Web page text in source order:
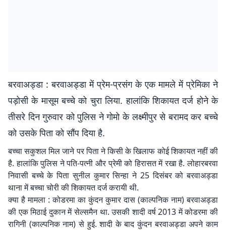
बरवाअड्डा : बरवाअड्डा में प्रेम-प्रसंग के एक मामले में प्रेमिका ने
पड़ोसी के मासूम बच्चे को चुरा लिया. हालांकि शिकायत दर्ज होने के
तीसरे दिन गुरुवार को पुलिस ने गोमो के लक्ष्मीपुर से बरामद कर बच्चे
को उसके पिता को सौंप दिया है.
बच्चा सकुशल मिल जाने पर पिता ने किसी के खिलाफ कोई शिकायत नहीं की
है. हालांकि पुलिस ने पति-पत्नी और प्रेमी को हिरासत में रखा है. लोहारबरवा
निवासी बच्चे के पिता सुनील कुमार सिन्हा ने 25 दिसंबर को बरवाअड्डा
थाना में बच्चा चोरी की शिकायत दर्ज करायी थी.
क्या है मामला : कोडरमा का कुंदन कुमार दास (काल्पनिक नाम) बरवाअड्डा
की एक मिठाई दुकान में सेल्समैन था. उसकी शादी वर्ष 2013 में कोडरमा की
रागिनी (काल्पनिक नाम) से हुई. शादी के बाद कुंदन बरवाअड्डा अपने काम